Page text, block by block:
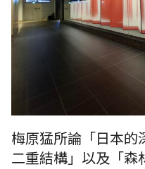
梅原猛所論「日本的
二重結構」以及「森